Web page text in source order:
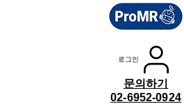
로그인
문의하기
02-6952-0924